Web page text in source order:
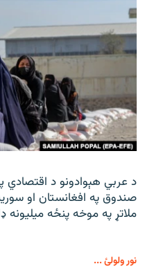
د عربي هېوادونو د اقتصادي
صندوق په افغانستان او
ملاتړ په موخه پنځه میلیونه
نور ولولئ ...